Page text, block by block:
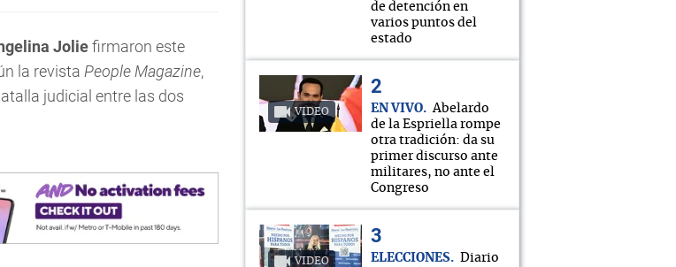
Joliefirmaron este
la revista People Magazine,
judicial entre las dos
de detención en
varios puntos del
estado
VIDEO EN VIVO
Abelardo
de la Espriella rompe
otra tradición: da su
primer discurso ante
militares, no ante el
Congreso
VIDEO ELECCIONES
Diario